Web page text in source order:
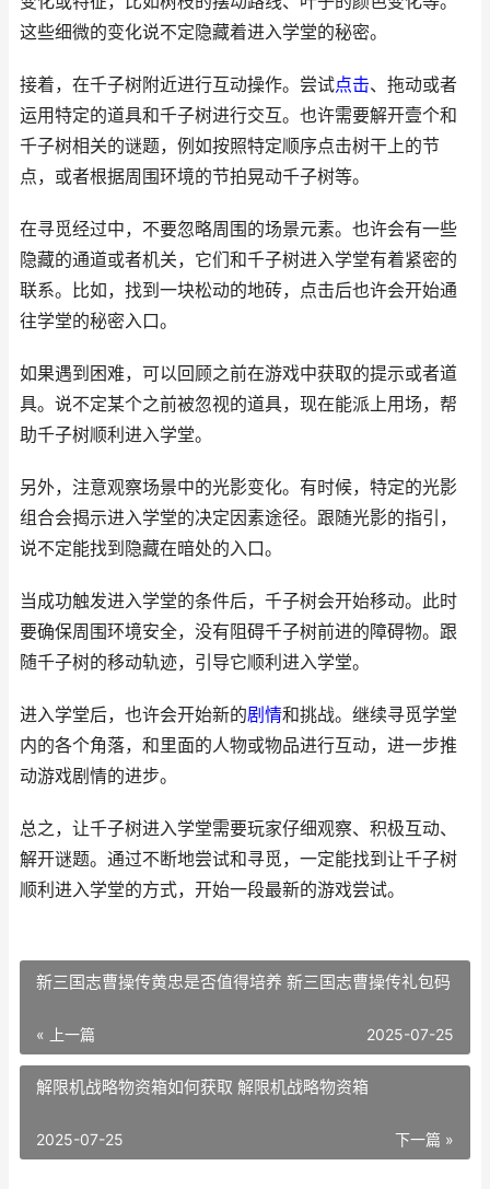
这些细微的变化说不定隐藏着进入学堂的秘密。
接着，在千子树附近进行互动操作。尝试点击、拖动或者
运用特定的道具和千子树进行交互。也许需要解开壹个和
千子树相关的谜题，例如按照特定顺序点击树干上的节
点，或者根据周围环境的节拍晃动千子树等。
在寻觅经过中，不要忽略周围的场景元素。也许会有一些
隐藏的通道或者机关，它们和千子树进入学堂有着紧密的
联系。比如，找到一块松动的地砖，点击后也许会开始通
往学堂的秘密入口。
如果遇到困难，可以回顾之前在游戏中获取的提示或者道
具。说不定某个之前被忽视的道具，现在能派上用场，帮
助千子树顺利进入学堂。
另外，注意观察场景中的光影变化。有时候，特定的光影
组合会揭示进入学堂的决定因素途径。跟随光影的指引，
说不定能找到隐藏在暗处的入口。
当成功触发进入学堂的条件后，千子树会开始移动。此时
要确保周围环境安全，没有阻碍千子树前进的障碍物。跟
随千子树的移动轨迹，引导它顺利进入学堂。
进入学堂后，也许会开始新的剧情和挑战。继续寻觅学堂
内的各个角落，和里面的人物或物品进行互动，进一步推
动游戏剧情的进步。
总之，让千子树进入学堂需要玩家仔细观察、积极互动、
解开谜题。通过不断地尝试和寻觅，一定能找到让千子树
顺利进入学堂的方式，开始一段最新的游戏尝试。
新三国志曹操传黄忠是否值得培养 新三国志曹操传礼包码
« 上一篇 2025-07-25
解限机战略物资箱如何获取 解限机战略物资箱
下一篇 »
2025-07-25